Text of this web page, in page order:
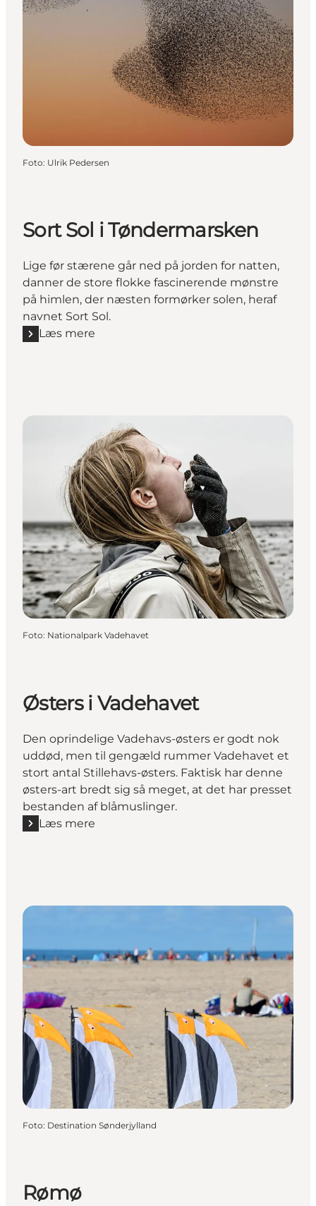
Foto: Ulrik Pedersen
Sort Sol i Tøndermarsken
Lige før stærene går ned på jorden for natten,
danner de store flokke fascinerende mønstre
på himlen, der næsten formørker solen, heraf
navnet Sort Sol.
Læs mere
Læs mere "Sort Sol i Tøndermarsken"
Foto: Nationalpark Vadehavet
Østers i Vadehavet
Den oprindelige Vadehavs-østers er godt nok
uddød, men til gengæld rummer Vadehavet et
stort antal Stillehavs-østers. Faktisk har denne
østers-art bredt sig så meget, at det har presset
bestanden af blåmuslinger.
Læs mere
Læs mere "Østers i Vadehavet"
Foto: Destination Sønderjylland
Rømø